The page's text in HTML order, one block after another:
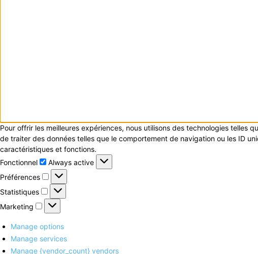
Pour offrir les meilleures expériences, nous utilisons des technologies
de traiter des données telles que le comportement de navigation ou les ID
caractéristiques et fonctions.
Fonctionnel
Fonctionnel
Always active
Préférences
Préférences
Statistiques
Statistiques
Marketing
Marketing
Manage options
Manage services
Manage {vendor_count} vendors